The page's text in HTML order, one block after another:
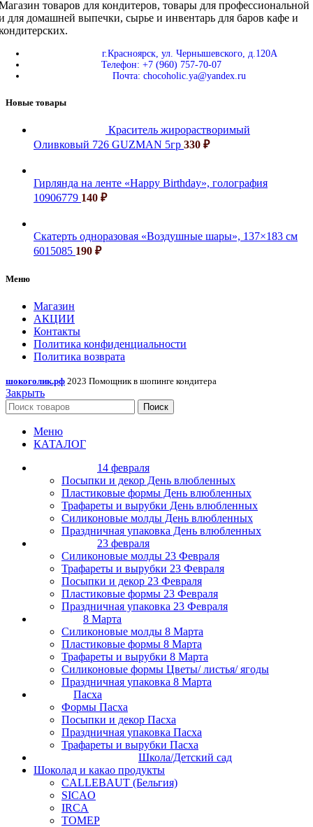
товаров для кондитеров, товары для профессиональной
для домашней выпечки, сырье и инвентарь для баров кафе и
г.Красноярск, ул. Чернышевского, д.120А
Телефон: +7 (960) 757-70-07
Почта: chocoholic.ya@yandex.ru
Новые товары
Краситель жирорастворимый
Оливковый 726 GUZMAN 5гр 330 ₽
Гирлянда на ленте «Happy Birthday», голография
10906779 140 ₽
Скатерть одноразовая «Воздушные шары», 137×183 см
6015085 190 ₽
Меню
Магазин
АКЦИИ
Контакты
Политика конфиденциальности
Политика возврата
шокоголик.рф 2023 Помощник в шопинге кондитера
Закрыть
Поиск
Меню
КАТАЛОГ
14 февраля
Посыпки и декор День влюбленных
Пластиковые формы День влюбленных
Трафареты и вырубки День влюбленных
Силиконовые молды День влюбленных
Праздничная упаковка День влюбленных
23 февраля
Силиконовые молды 23 Февраля
Трафареты и вырубки 23 Февраля
Посыпки и декор 23 Февраля
Пластиковые формы 23 Февраля
Праздничная упаковка 23 Февраля
8 Марта
Силиконовые молды 8 Марта
Пластиковые формы 8 Марта
Трафареты и вырубки 8 Марта
Силиконовые формы Цветы/ листья/ ягоды
Праздничная упаковка 8 Марта
Пасха
Формы Пасха
Посыпки и декор Пасха
Праздничная упаковка Пасха
Трафареты и вырубки Пасха
Школа/Детский сад
Шоколад и какао продукты
CALLEBAUT (Бельгия)
SICAO
IRCA
ТОМЕР